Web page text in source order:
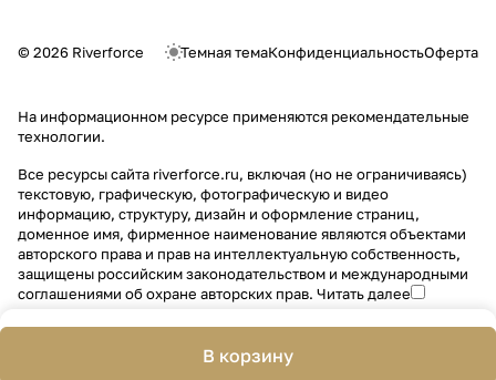
В корзину
© 2026 Riverforce Темная темаКонфиденциальностьОферта
На информационном ресурсе применяются рекомендательные
технологии.
Все ресурсы сайта riverforce.ru, включая (но не ограничиваясь)
текстовую, графическую, фотографическую и видео
информацию, структуру, дизайн и оформление страниц,
доменное имя, фирменное наименование являются объектами
авторского права и прав на интеллектуальную собственность,
защищены российским законодательством и международными
соглашениями об охране авторских прав. Читать далее